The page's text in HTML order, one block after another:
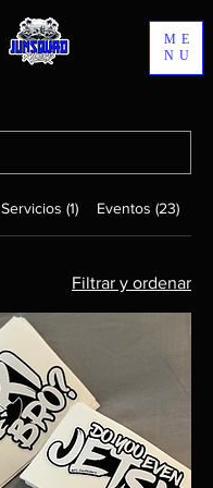
ME
NU
Servicios (1) Eventos (23)
Filtrar y ordenar